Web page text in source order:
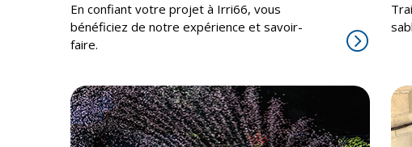
En confiant votre projet à Irri66, vous
bénéficiez de notre expérience et savoir-
faire.